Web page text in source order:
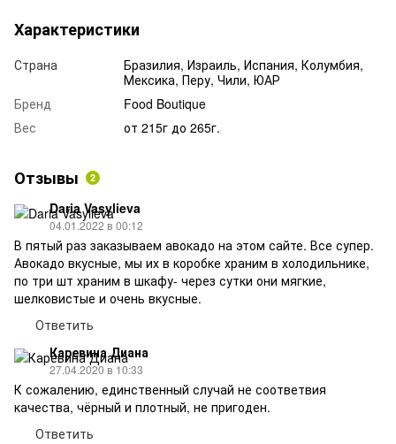
Характеристики
Страна
Бразилия, Израиль, Испания, Колумбия,
Мексика, Перу, Чили, ЮАР
Бренд
Food Boutique
Вес
от 215г до 265г.
Отзывы 2
Daria Vasylieva
04.01.2022 в 00:12
В пятый раз заказываем авокадо на этом сайте. Все супер.
Авокадо вкусные, мы их в коробке храним в холодильнике,
по три шт храним в шкафу- через сутки они мягкие,
шелковистые и очень вкусные.
Ответить
Каревина Диана
27.04.2020 в 10:33
К сожалению, единственный случай не соответвия
качества, чёрный и плотный, не пригоден.
Ответить